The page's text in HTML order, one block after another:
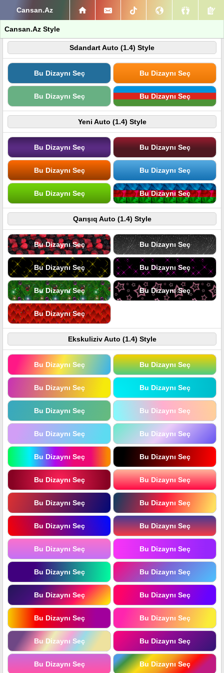
Cansan.Az
Cansan.Az Style
Sdandart Auto (1.4) Style
Bu Dizaynı Seç Bu Dizaynı Seç
Bu Dizaynı Seç Bu Dizaynı Seç
Yeni Auto (1.4) Style
Bu Dizaynı Seç Bu Dizaynı Seç
Bu Dizaynı Seç Bu Dizaynı Seç
Bu Dizaynı Seç Bu Dizaynı Seç
Qarışıq Auto (1.4) Style
Bu Dizaynı Seç Bu Dizaynı Seç
Bu Dizaynı Seç Bu Dizaynı Seç
Bu Dizaynı Seç Bu Dizaynı Seç
Bu Dizaynı Seç
Ekskuliziv Auto (1.4) Style
Bu Dizaynı Seç Bu Dizaynı Seç
Bu Dizaynı Seç Bu Dizaynı Seç
Bu Dizaynı Seç Bu Dizaynı Seç
Bu Dizaynı Seç Bu Dizaynı Seç
Bu Dizaynı Seç Bu Dizaynı Seç
Bu Dizaynı Seç Bu Dizaynı Seç
Bu Dizaynı Seç Bu Dizaynı Seç
Bu Dizaynı Seç Bu Dizaynı Seç
Bu Dizaynı Seç Bu Dizaynı Seç
Bu Dizaynı Seç Bu Dizaynı Seç
Bu Dizaynı Seç Bu Dizaynı Seç
Bu Dizaynı Seç Bu Dizaynı Seç
Bu Dizaynı Seç Bu Dizaynı Seç
Bu Dizaynı Seç Bu Dizaynı Seç